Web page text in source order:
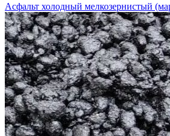
Асфальт холодный мелкозернистый